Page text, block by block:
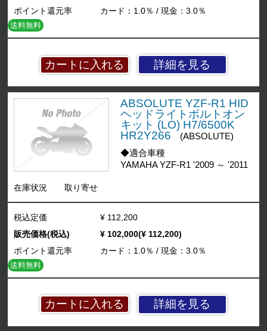
詳細を見る
ポイント還元率
カード：1.0％ / 現金：3.0％
送料無料
ABSOLUTE YZF-R1 HID
ヘッドライトボルトオン
キット (LO) H7/6500K
HR2Y266
(ABSOLUTE)
◆適合車種
YAMAHA YZF-R1 '2009 ～ '2011
在庫状況 取り寄せ
詳細を見る
税込定価
¥ 112,200
販売価格(税込)
¥ 102,000(¥ 112,200)
ポイント還元率
カード：1.0％ / 現金：3.0％
送料無料